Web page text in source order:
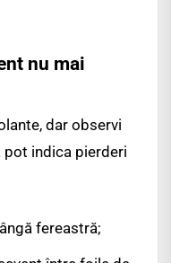
nu mai
dar observi
indica pierderi
fereastră;